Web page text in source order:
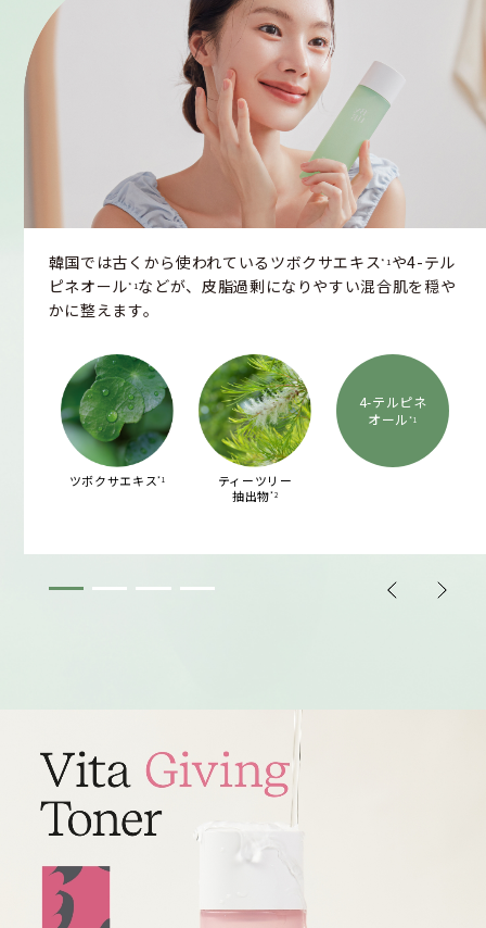
韓国では古くから使われているツボクサエキス*1 や4-テル
ピネオール*1などが、皮脂過剰になりやすい混合肌を穏や
かに整えます。
ツボクサエキス*1
ティーツリー
抽出物*2
4-テルピネ
オール *1